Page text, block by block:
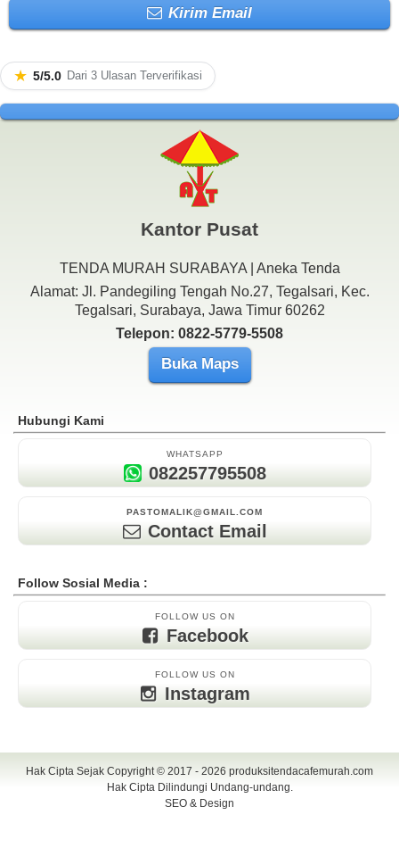
Kirim Email
★ 5/5.0 Dari 3 Ulasan Terverifikasi
Kantor Pusat
TENDA MURAH SURABAYA | Aneka Tenda
Alamat: Jl. Pandegiling Tengah No.27, Tegalsari, Kec.
Tegalsari, Surabaya, Jawa Timur 60262
Telepon: 0822-5779-5508
Buka Maps
Hubungi Kami
WHATSAPP
082257795508
PASTOMALIK@GMAIL.COM
Contact Email
Follow Sosial Media :
FOLLOW US ON
Facebook
FOLLOW US ON
Instagram
Hak Cipta Sejak Copyright © 2017 - 2026 produksitendacafemurah.com
Hak Cipta Dilindungi Undang-undang.
SEO & Design